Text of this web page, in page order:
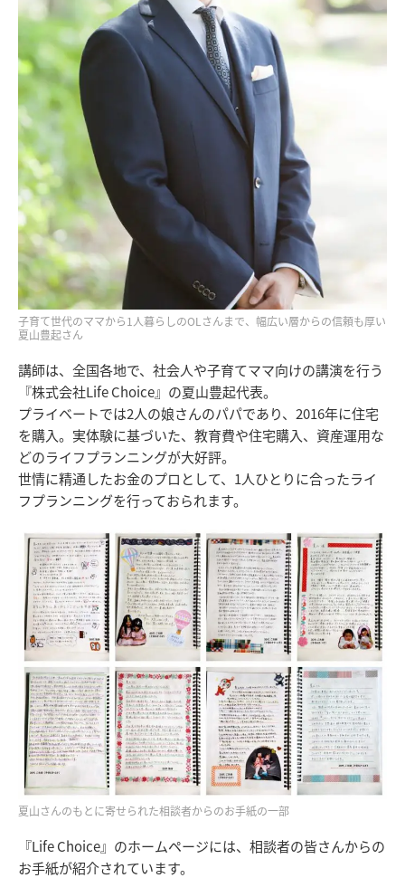
子育て世代のママから1人暮らしのOLさんまで、幅広い層からの信頼も厚い
夏山豊起さん
講師は、全国各地で、社会人や子育てママ向けの講演を行う
『株式会社Life Choice』の夏山豊起代表。
プライベートでは2人の娘さんのパパであり、2016年に住宅
を購入。実体験に基づいた、教育費や住宅購入、資産運用な
どのライフプランニングが大好評。
世情に精通したお金のプロとして、1人ひとりに合ったライ
フプランニングを行っておられます。
夏山さんのもとに寄せられた相談者からのお手紙の一部
『Life Choice』のホームページには、相談者の皆さんからの
お手紙が紹介されています。